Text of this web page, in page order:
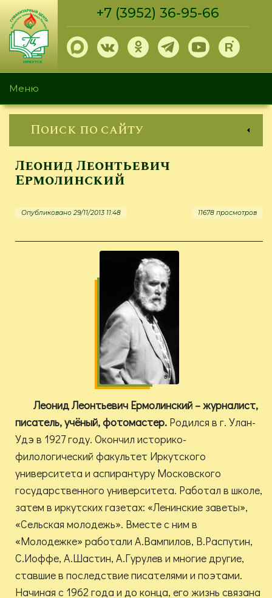
Перейти
основному
содержанию
+7 (3952) 36-95-66
Меню
Поиск по сайту
Леонид Леонтьевич
Ермолинский
Опубликовано 29/11/2013 11:48 11678 просмотров
Леонид Леонтьевич Ермолинский – журналист,
писатель, учёный, фотомастер. Родился в г. Улан-
Удэ в 1927 году. Окончил историко-
филологический факультет Иркутского
университета и аспирантуру Московского
государственного университета. Работал в школе,
затем в иркутских газетах: «Ленинские заветы»,
«Сельская молодежь». Вместе с ним в
«Молодежке» работали А.Вампилов, В.Распутин,
С.Иоффе, А.Шастин, А.Гурулев и многие другие,
ставшие в последствие писателями и поэтами.
Начиная с 1962 года и до конца, его жизнь связана